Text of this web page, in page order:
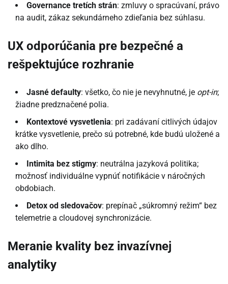
Governance tretích strán: zmluvy o spracúvaní, právo
na audit, zákaz sekundárneho zdieľania bez súhlasu.
UX odporúčania pre bezpečné a
rešpektujúce rozhranie
Jasné defaulty: všetko, čo nie je nevyhnutné, je opt-in;
žiadne predznačené polia.
Kontextové vysvetlenia: pri zadávaní citlivých údajov
krátke vysvetlenie, prečo sú potrebné, kde budú uložené a
ako dlho.
Intimita bez stigmy: neutrálna jazyková politika;
možnosť individuálne vypnúť notifikácie v náročných
obdobiach.
Detox od sledovačov: prepínač „súkromný režim“ bez
telemetrie a cloudovej synchronizácie.
Meranie kvality bez invazívnej
analytiky